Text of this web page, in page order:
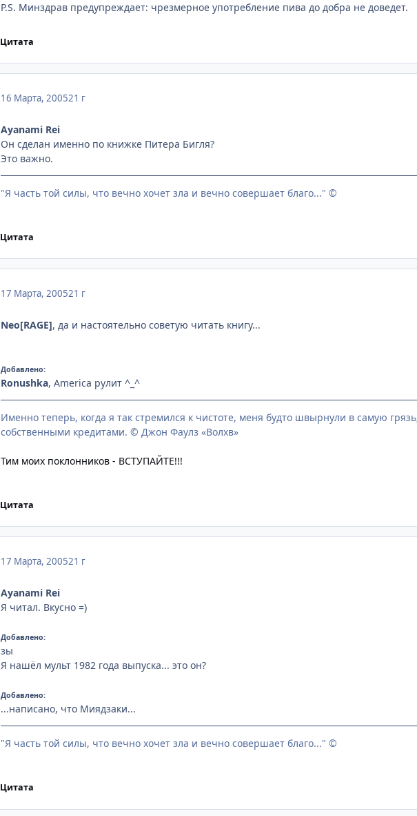
P.S. Минздрав предупреждает: чрезмерное употребление пива до добра не доведет.
Цитата
16 Марта, 200521 г
Ayanami Rei
Он сделан именно по книжке Питера Бигля?
Это важно.
"Я часть той силы, что вечно хочет зла и вечно совершает благо..." ©
Цитата
17 Марта, 200521 г
Neo[RAGE], да и настоятельно советую читать книгу...
Добавлено:
Ronushka, America рулит ^_^
Именно теперь, когда я так стремился к чистоте, меня будто швырнули в самую
собственными кредитами. © Джон Фаулз «Волхв»
Тим моих поклонников - ВСТУПАЙТЕ!!!
Цитата
17 Марта, 200521 г
Ayanami Rei
Я читал. Вкусно =)
Добавлено:
зы
Я нашёл мульт 1982 года выпуска... это он?
Добавлено:
...написано, что Миядзаки...
"Я часть той силы, что вечно хочет зла и вечно совершает благо..." ©
Цитата